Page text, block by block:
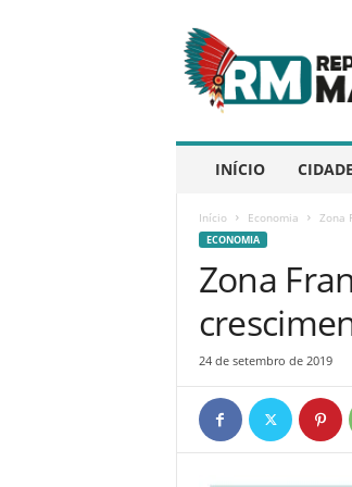
e
p
ó
INÍCIO CIDADE
Início Economia Zona
ECONOMIA
Zona
24 de setembro de 2019